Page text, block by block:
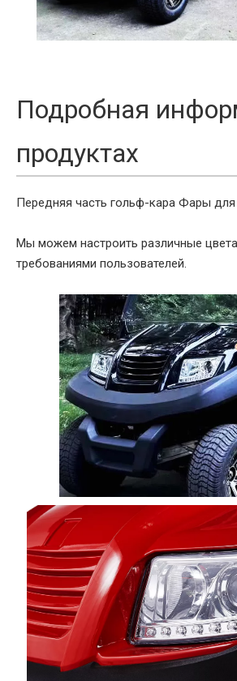
Подробная
продуктах
Передняя часть гольф-кара Фары для
Мы можем настроить различные цвета
требованиями пользователей.